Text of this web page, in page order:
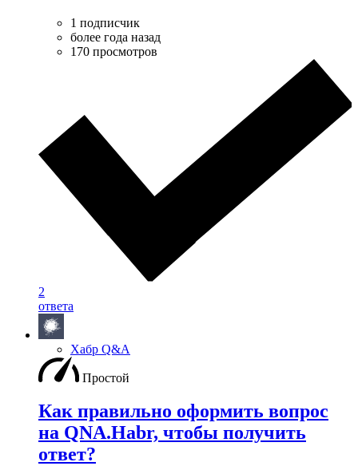
1 подписчик
более года назад
170 просмотров
2
ответа
Хабр Q&A
Простой
Как правильно оформить вопрос
на QNA.Habr, чтобы получить
ответ?